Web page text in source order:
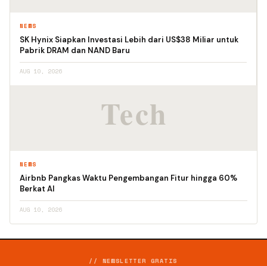
NEWS
SK Hynix Siapkan Investasi Lebih dari US$38 Miliar untuk
Pabrik DRAM dan NAND Baru
AUG 10, 2026
NEWS
Airbnb Pangkas Waktu Pengembangan Fitur hingga 60%
Berkat AI
AUG 10, 2026
// NEWSLETTER GRATIS